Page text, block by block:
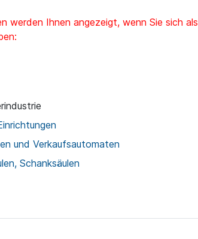
werden Ihnen angezeigt, wenn Sie sich als
und Verkaufsautomaten
Schanksäulen